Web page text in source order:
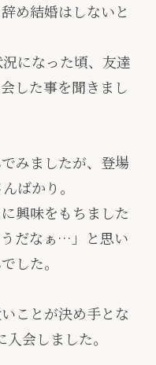
め結婚はしないと
になった頃、友達
した事を聞きまし
みましたが、登場
ばかり。
興味をもちました
だなぁ…」と思い
した。
ことが決め手とな
会しました。